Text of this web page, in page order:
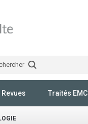
Revues Traités EMC